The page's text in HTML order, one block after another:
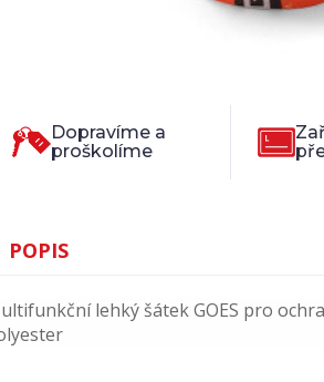
Dopravíme a
proškolíme
POPIS
lehký šátek GOES pro